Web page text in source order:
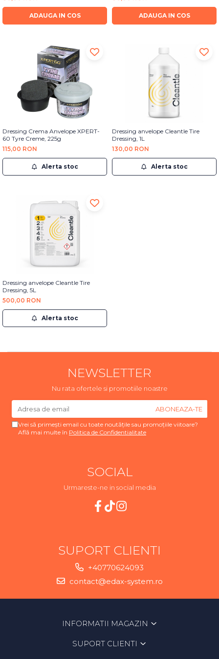
Bureti Abrazivi
Discuri Abrazive
Consumabile
Scule si Echipamente
Pistoale Vopsitorie
Masini de Slefuit
Echipamente
Accesorii si Consumabile
Ceara
Manusi spalare
Prosoape uscare
Aplicatoare
Altele
ADAUGA IN COS ADAUGA IN COS
Dressing Crema Anvelope XPERT-
60 Tyre Creme, 225g
115,00 RON
Alerta stoc
Dressing anvelope Cleantle Tire
Dressing, 1L
130,00 RON
Alerta stoc
Dressing anvelope Cleantle Tire
Dressing, 5L
500,00 RON
Alerta stoc
NEWSLETTER
Nu rata ofertele si promotiile noastre
Vrei să primești email cu toate noutățile sau promoțiile viitoare?
Află mai multe în Politica de Confidentialitate
SOCIAL
Urmareste-ne in social media
SUPORT CLIENTI
+40770624093
contact@edax-system.ro
INFORMATII MAGAZIN
SUPORT CLIENTI